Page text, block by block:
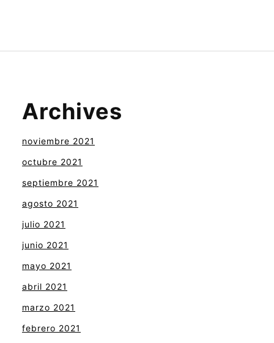
Archives
noviembre 2021
octubre 2021
septiembre 2021
agosto 2021
julio 2021
junio 2021
mayo 2021
abril 2021
marzo 2021
febrero 2021